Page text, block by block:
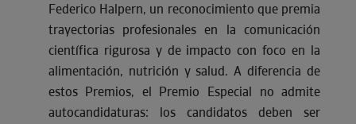
Federico Halpern, un reconocimiento que premia
trayectorias profesionales en la comunicación
científica rigurosa y de impacto con foco en la
alimentación, nutrición y salud. A diferencia de
estos Premios, el Premio Especial no admite
autocandidaturas: los candidatos deben ser